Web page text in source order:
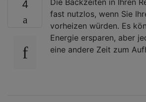
4
fast nutzlos, wenn Sie
vorheizen würden. Es
Energie ersparen, aber
eine andere Zeit zum